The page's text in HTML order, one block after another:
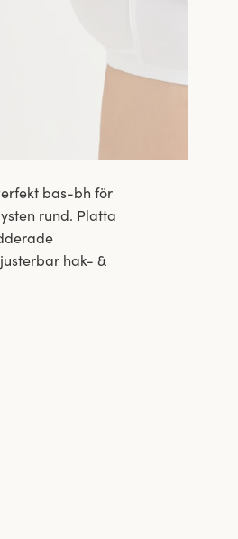
bas-bh för
rund. Platta
hak- &